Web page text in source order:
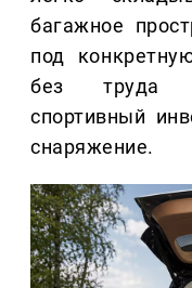
багажное
под
без труда
спортивный
снаряжение.